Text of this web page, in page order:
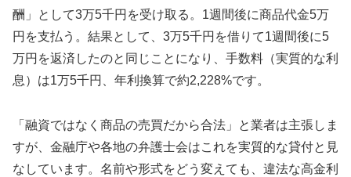
酬」として3万5千円を受け取る。1週間後に商品代金5万
円を支払う。結果として、3万5千円を借りて1週間後に5
万円を返済したのと同じことになり、手数料（実質的な利
息）は1万5千円、年利換算で約2,228%です。
「融資ではなく商品の売買だから合法」と業者は主張しま
すが、金融庁や各地の弁護士会はこれを実質的な貸付と見
なしています。名前や形式をどう変えても、違法な高金利